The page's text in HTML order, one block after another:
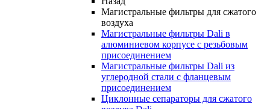
Магистральные фильтры для сжатого
воздуха
Магистральные фильтры Dali в
алюминиевом корпусе с резьбовым
присоединением
Магистральные фильтры Dali из
углеродной стали с фланцевым
присоединением
Циклонные сепараторы для сжатого